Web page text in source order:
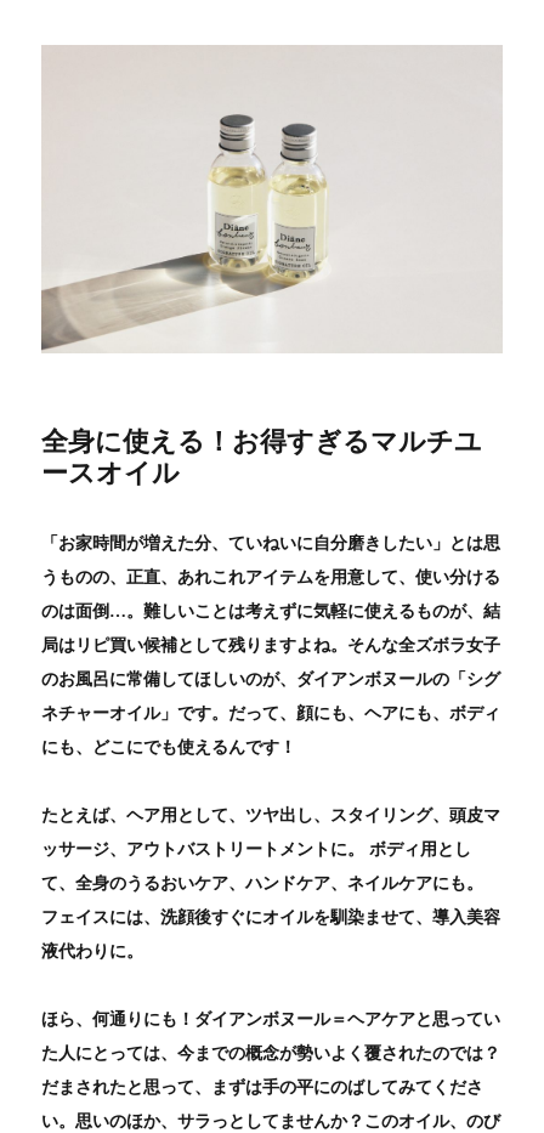
全身に使える！お得すぎるマルチユ
ースオイル
「お家時間が増えた分、ていねいに自分磨きしたい」とは思
うものの、正直、あれこれアイテムを用意して、使い分ける
のは面倒…。難しいことは考えずに気軽に使えるものが、結
局はリピ買い候補として残りますよね。そんな全ズボラ女子
のお風呂に常備してほしいのが、ダイアンボヌールの「シグ
ネチャーオイル」です。だって、顔にも、ヘアにも、ボディ
にも、どこにでも使えるんです！
たとえば、ヘア用として、ツヤ出し、スタイリング、頭皮マ
ッサージ、アウトバストリートメントに。 ボディ用とし
て、全身のうるおいケア、ハンドケア、ネイルケアにも。
フェイスには、洗顔後すぐにオイルを馴染ませて、導入美容
液代わりに。
ほら、何通りにも！ダイアンボヌール＝ヘアケアと思ってい
た人にとっては、今までの概念が勢いよく覆されたのでは？
だまされたと思って、まずは手の平にのばしてみてくださ
い。思いのほか、サラっとしてませんか？このオイル、のび